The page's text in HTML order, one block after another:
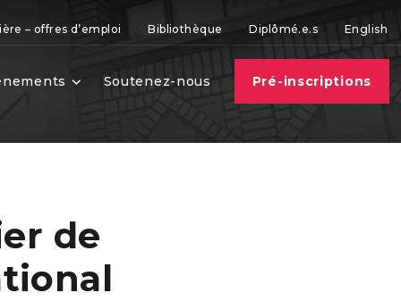
– offres d’emploi Bibliothèque Diplômé.e.s English
Soutenez-nous Pré-inscriptions
de